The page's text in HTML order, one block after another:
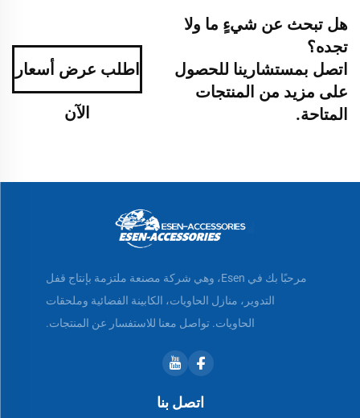
هل تبحث عن شيءٍ ما ولا
تجده؟
اتصل بمستشارينا للحصول
على مزيد من المنتجات
المتاحة.
اطلب عرض أسعار
الآن
مرحبًا بك في Esen، وهي شركة مصنعة ملتزمة بإنتاج قفل
التدوير، منازل الحاويات، الكابينة الفضائية وملحقات
الحاويات. تواصل معنا للاستفسار عن المنتجات.
اتصل بنا